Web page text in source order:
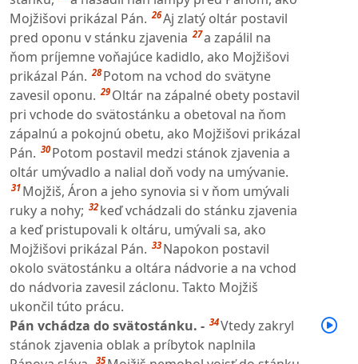
Mojžišovi prikázal Pán. 26Aj zlatý oltár postavil
pred oponu v stánku zjavenia 27a zapálil na
ňom príjemne voňajúce kadidlo, ako Mojžišovi
prikázal Pán. 28 Potom na vchod do svätyne
zavesil oponu. 29 Oltár na zápalné obety postavil
pri vchode do svätostánku a obetoval na ňom
zápalnú a pokojnú obetu, ako Mojžišovi prikázal
Pán. 30 Potom postavil medzi stánok zjavenia a
oltár umývadlo a nalial doň vody na umývanie.
31 Mojžiš, Áron a jeho synovia si v ňom umývali
ruky a nohy; 32 keď vchádzali do stánku zjavenia
a keď pristupovali k oltáru, umývali sa, ako
Mojžišovi prikázal Pán. 33 Napokon postavil
okolo svätostánku a oltára nádvorie a na vchod
do nádvoria zavesil záclonu. Takto Mojžiš
ukončil túto prácu.
Pán vchádza do svätostánku. - 34Vtedy zakryl
stánok zjavenia oblak a príbytok naplnila
35